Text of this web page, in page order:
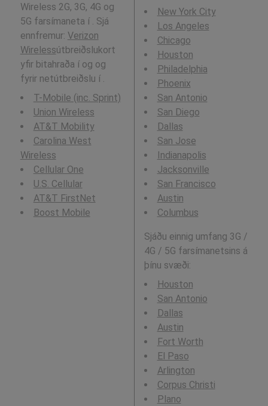
Wireless 2G, 3G, 4G og
5G farsímaneta í . Sjá
ennfremur: Verizon
Wirelessútbreiðslukort
yfir bitahraða í og og
fyrir netútbreiðslu í .
T-Mobile (inc. Sprint)
Union Wireless
AT&T Mobility
Carolina West
Wireless
Cellular One
U.S. Cellular
AT&T FirstNet
Boost Mobile
New York City
Los Angeles
Chicago
Houston
Philadelphia
Phoenix
San Antonio
San Diego
Dallas
San Jose
Indianapolis
Jacksonville
San Francisco
Austin
Columbus
Sjáðu einnig umfang 3G /
4G / 5G farsímanetsins á
þínu svæði:
Houston
San Antonio
Dallas
Austin
Fort Worth
El Paso
Arlington
Corpus Christi
Plano